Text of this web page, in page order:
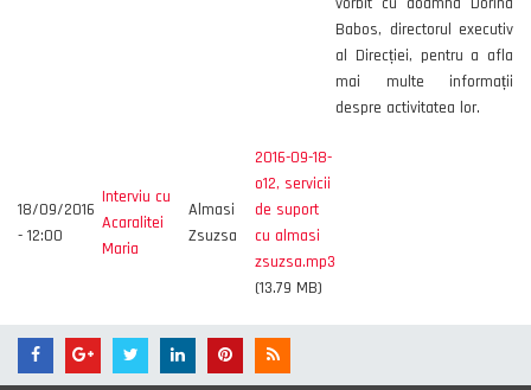
Babos, directorul executiv
al Direcției, pentru a afla
mai multe informații
despre activitatea lor.
18/09/2016
- 12:00
Interviu cu
Acaralitei
Maria
Almasi
Zsuzsa
2016-09-18-
o12, servicii
de suport
cu almasi
zsuzsa.mp3
(13.79 MB)